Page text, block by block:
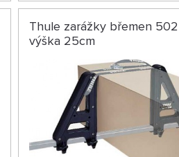
Thule zarážky břemen
výška 25cm